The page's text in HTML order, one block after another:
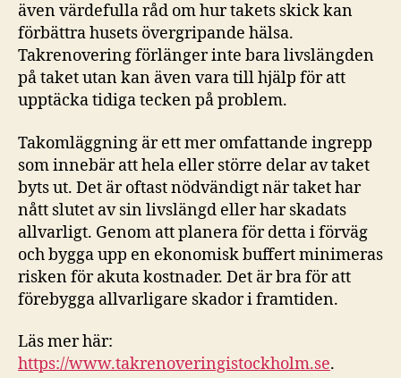
även värdefulla råd om hur takets skick kan
förbättra husets övergripande hälsa.
Takrenovering förlänger inte bara livslängden
på taket utan kan även vara till hjälp för att
upptäcka tidiga tecken på problem.
Takomläggning är ett mer omfattande ingrepp
som innebär att hela eller större delar av taket
byts ut. Det är oftast nödvändigt när taket har
nått slutet av sin livslängd eller har skadats
allvarligt. Genom att planera för detta i förväg
och bygga upp en ekonomisk buffert minimeras
risken för akuta kostnader. Det är bra för att
förebygga allvarligare skador i framtiden.
Läs mer här:
https://www.takrenoveringistockholm.se.